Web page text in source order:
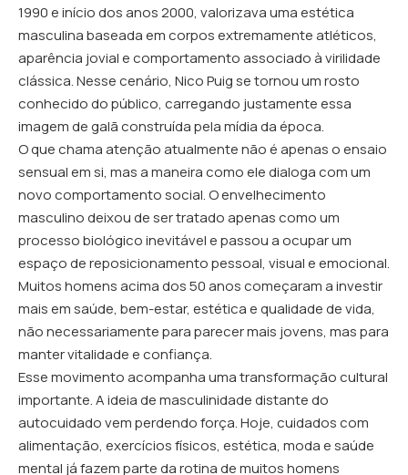
1990 e início dos anos 2000, valorizava uma estética
masculina baseada em corpos extremamente atléticos,
aparência jovial e comportamento associado à virilidade
clássica. Nesse cenário, Nico Puig se tornou um rosto
conhecido do público, carregando justamente essa
imagem de galã construída pela mídia da época.
O que chama atenção atualmente não é apenas o ensaio
sensual em si, mas a maneira como ele dialoga com um
novo comportamento social. O envelhecimento
masculino deixou de ser tratado apenas como um
processo biológico inevitável e passou a ocupar um
espaço de reposicionamento pessoal, visual e emocional.
Muitos homens acima dos 50 anos começaram a investir
mais em saúde, bem-estar, estética e qualidade de vida,
não necessariamente para parecer mais jovens, mas para
manter vitalidade e confiança.
Esse movimento acompanha uma transformação cultural
importante. A ideia de masculinidade distante do
autocuidado vem perdendo força. Hoje, cuidados com
alimentação, exercícios físicos, estética, moda e saúde
mental já fazem parte da rotina de muitos homens